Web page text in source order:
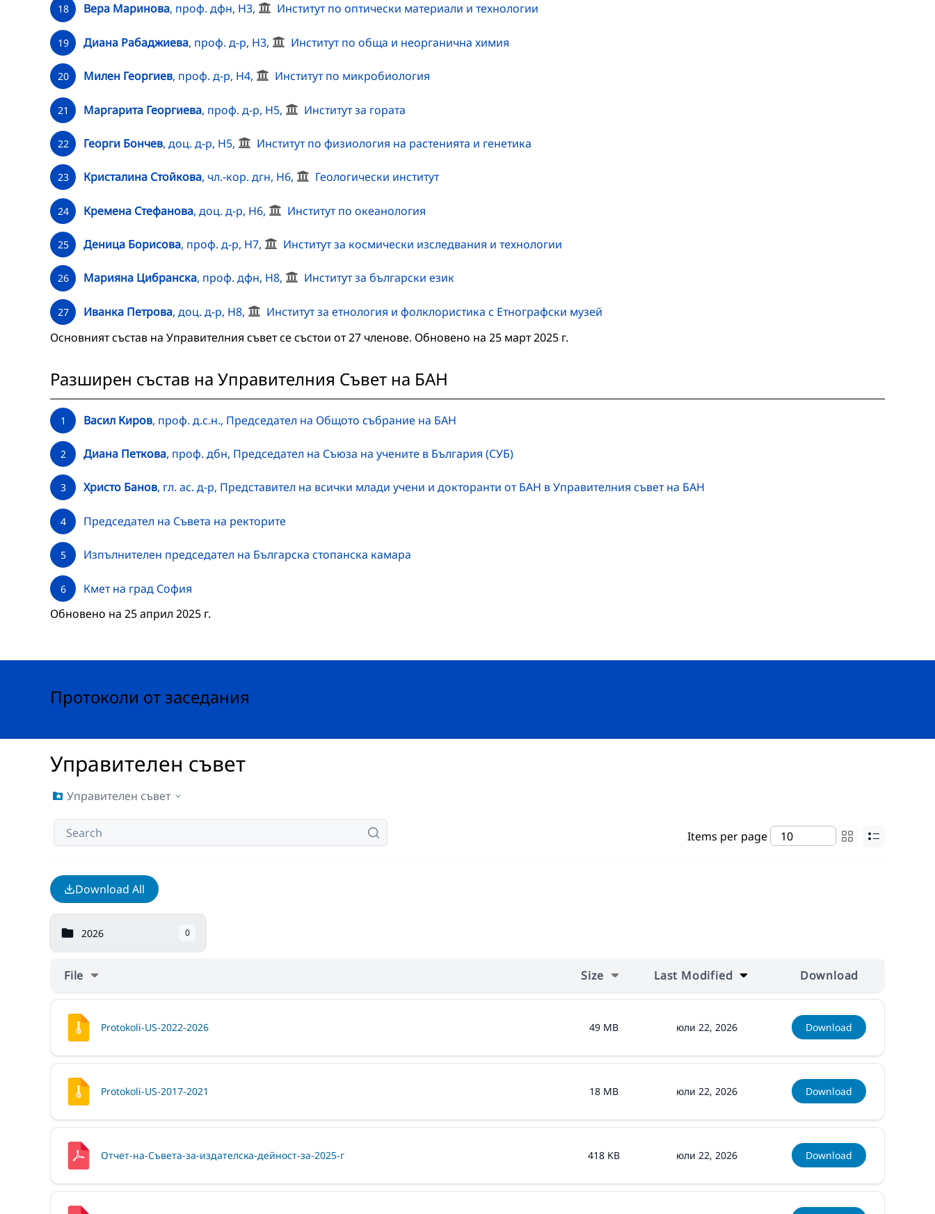
18 Вера Маринова, проф. дфн, Н3, Институт по оптически материали и технологии
19 Диана Рабаджиева, проф. д-р, Н3, Институт по обща и неорганична химия
20 Милен Георгиев, проф. д-р, Н4, Институт по микробиология
21 Маргарита Георгиева, проф. д-р, Н5, Институт за гората
22 Георги Бончев, доц. д-р, Н5, Институт по физиология на растенията и генетика
23 Кристалина Стойкова, чл.-кор. дгн, Н6, Геологически институт
24 Кремена Стефанова, доц. д-р, Н6, Институт по океанология
25 Деница Борисова, проф. д-р, Н7, Институт за космически изследвания и технологии
26 Марияна Цибранска, проф. дфн, Н8, Институт за български език
27 Иванка Петрова, доц. д-р, Н8,
Институт за етнология и фолклористика с Етнографски музей
Основният състав на Управителния съвет се състои от 27 членове. Обновено на 25 март 2025 г.
Разширен състав на Управителния Съвет на БАН
1 Васил Киров, проф. д.с.н., Председател на Общото събрание на БАН
2 Диана Петкова, проф. дбн, Председател на Съюза на ученитe в България (СУБ)
3 Христо Банов, гл. ас. д-р, Представител на всички млади учени и докторанти от БАН в Управителния съвет на БАН
4 Председател на Съвета на ректорите
5 Изпълнителен председател на Българска стопанска камара
6
Кмет на град София
Обновено на 25 април 2025 г.
Протоколи от заседания
Управителен съвет
Управителен съвет
Items per page
Download All
2026 0
File Size Last Modified Download
Protokoli-US-2022-2026 49 MB юли 22, 2026 Download
Protokoli-US-2017-2021 18 MB юли 22, 2026 Download
Отчет-на-Съвета-за-издателска-дейност-за-2025-г 418 KB юли 22, 2026 Download